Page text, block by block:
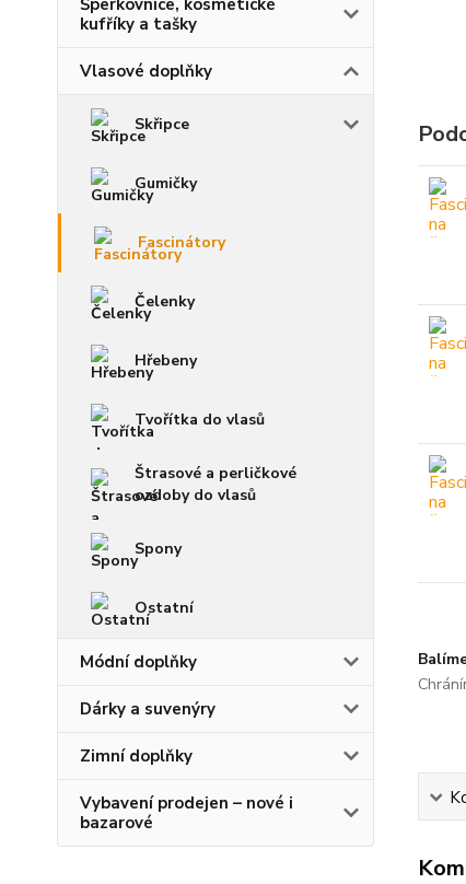
Šperkovnice, kosmetické
kufříky a tašky
Vlasové doplňky
Skřipce
Gumičky
Fascinátory
Čelenky
Hřebeny
Tvořítka do vlasů
Štrasové a perličkové
ozdoby do vlasů
Spony
Ostatní
Módní doplňky
Dárky a suvenýry
Zimní doplňky
Vybavení prodejen – nové i
bazarové